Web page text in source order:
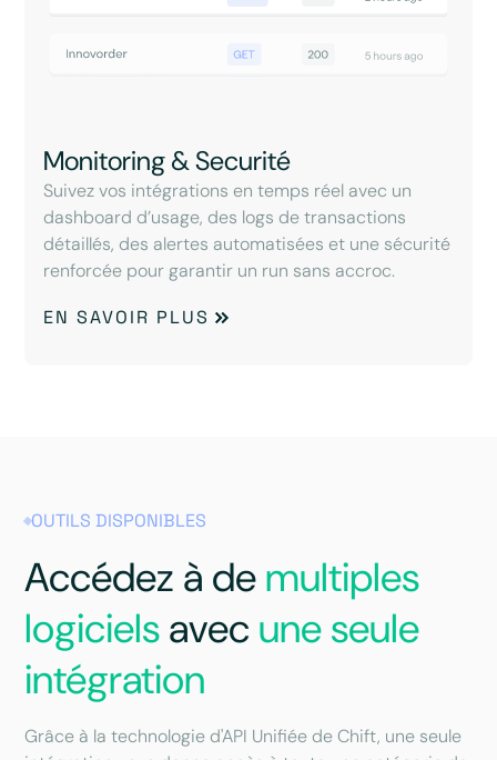
Monitoring & Securité
Suivez vos intégrations en temps réel avec un
dashboard d’usage, des logs de transactions
détaillés, des alertes automatisées et une sécurité
renforcée pour garantir un run sans accroc.
EN SAVOIR PLUS
OUTILS DISPONIBLES
Accédez à demultiples
logicielsavec une seule
intégration
Grâce à la technologie d'API Unifiée de Chift, une seule